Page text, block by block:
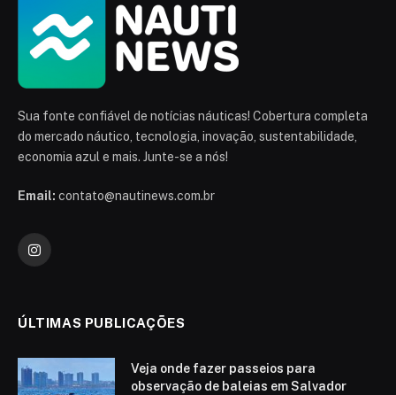
Sua fonte confiável de notícias náuticas! Cobertura completa
do mercado náutico, tecnologia, inovação, sustentabilidade,
economia azul e mais. Junte-se a nós!
Email: contato@nautinews.com.br
Instagram
ÚLTIMAS PUBLICAÇÕES
Veja onde fazer passeios para
observação de baleias em Salvador